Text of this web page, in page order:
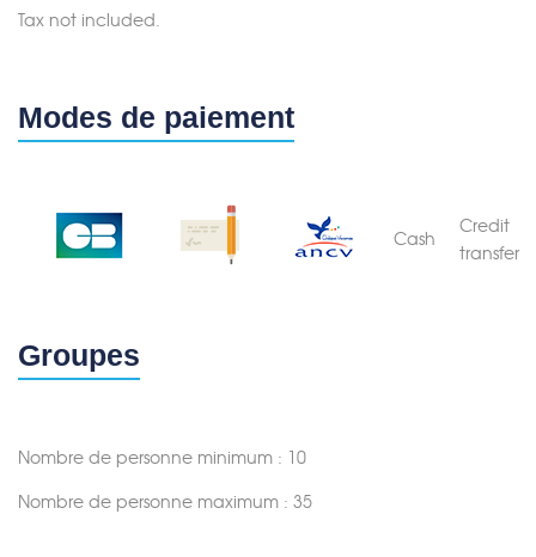
Tax not included.
Modes de paiement
Cash
Credit
transfer
Groupes
Nombre de personne minimum : 10
Nombre de personne maximum : 35